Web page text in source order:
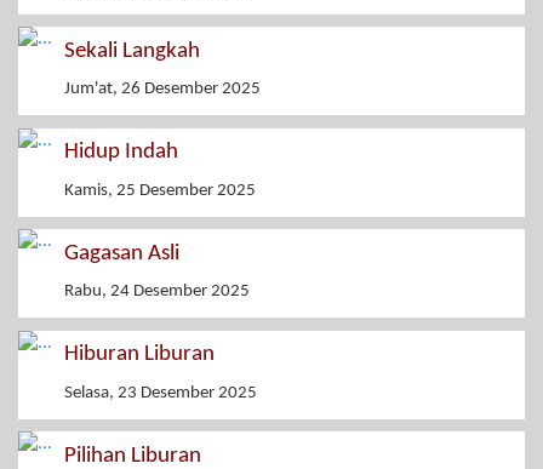
Sekali Langkah
Jum'at, 26 Desember 2025
Hidup Indah
Kamis, 25 Desember 2025
Gagasan Asli
Rabu, 24 Desember 2025
Hiburan Liburan
Selasa, 23 Desember 2025
Pilihan Liburan